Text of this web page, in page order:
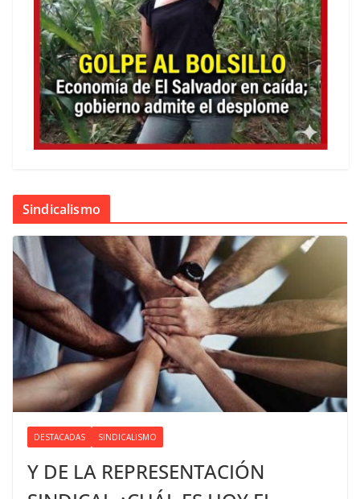
Sindicalismo
DESTACADAS SINDICALISMO
Y DE LA REPRESENTACIÓN